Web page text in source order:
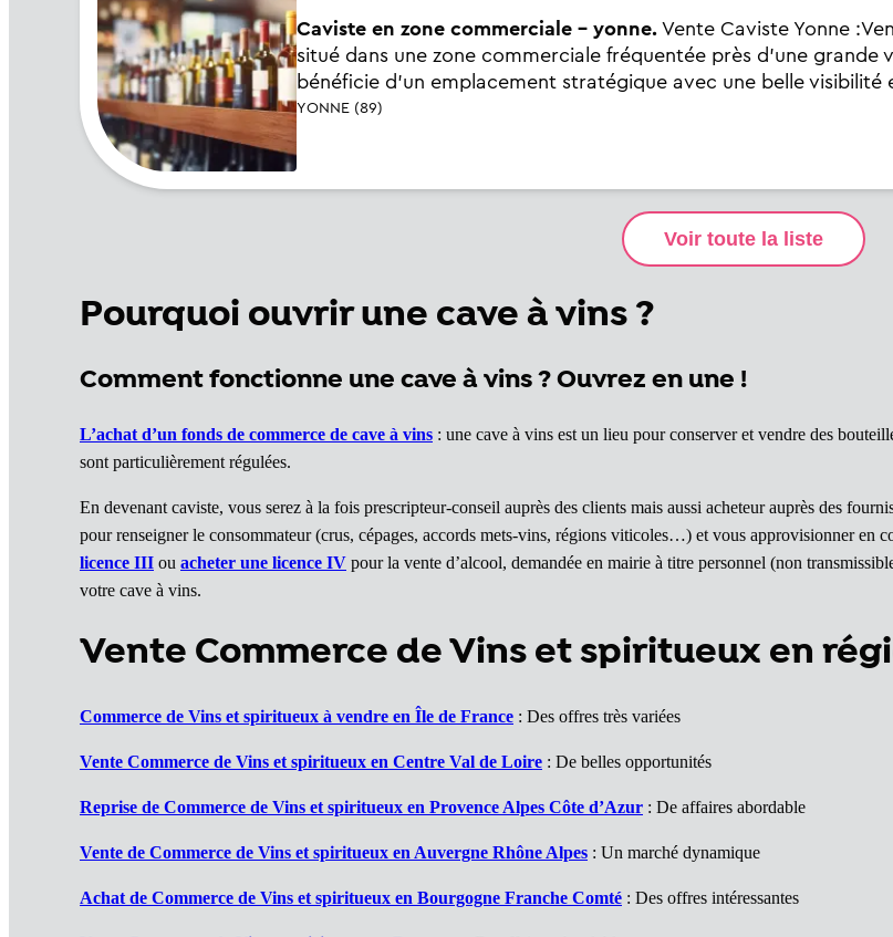
Caviste en zone commerciale - yonne. Vente Caviste Yonne
situé dans une zone commerciale fréquentée près d'une grande
bénéficie d'un emplacement stratégique avec une belle visibilité
YONNE (89)
Pourquoi ouvrir une cave à vins ?
Comment fonctionne une cave à vins ? Ouvrez en une !
L’achat d’un fonds de commerce de cave à vins : une cave à vins est un lieu pour conserver et vendre des
sont particulièrement régulées.
En devenant caviste, vous serez à la fois prescripteur-conseil auprès des clients mais aussi acheteur auprès des
pour renseigner le consommateur (crus, cépages, accords mets-vins, régions viticoles…) et vous approvisionner en
licence III ou acheter une licence IV pour la vente d’alcool, demandée en mairie à titre personnel (non
votre cave à vins.
Vente Commerce de Vins et spiritueux en
Commerce de Vins et spiritueux à vendre en Île de France : Des offres très variées
Vente Commerce de Vins et spiritueux en Centre Val de Loire : De belles opportunités
Reprise de Commerce de Vins et spiritueux en Provence Alpes Côte d’Azur : De affaires abordable
Vente de Commerce de Vins et spiritueux en Auvergne Rhône Alpes : Un marché dynamique
Achat de Commerce de Vins et spiritueux en Bourgogne Franche Comté : Des offres intéressantes